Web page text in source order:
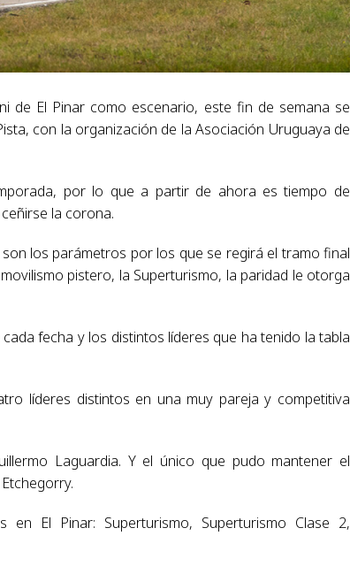
de El Pinar como escenario, este fin de semana se
con la organización de la Asociación Uruguaya de
por lo que a partir de ahora es tiempo de
la corona.
los parámetros por los que se regirá el tramo final
pistero, la Superturismo, la paridad le otorga
fecha y los distintos líderes que ha tenido la tabla
líderes distintos en una muy pareja y competitiva
Laguardia. Y el único que pudo mantener el
El Pinar: Superturismo, Superturismo Clase 2,